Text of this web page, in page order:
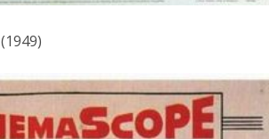
(1949)